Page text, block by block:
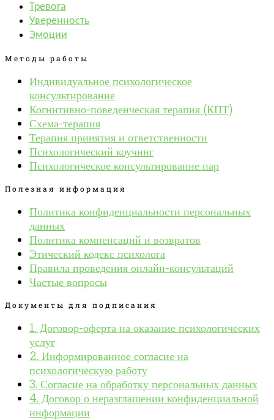
Тревога
Уверенность
Эмоции
Методы работы
Индивидуальное психологическое
консультирование
Когнитивно-поведенческая терапия (КПТ)
Схема-терапия
Терапия принятия и ответственности
Психологический коучинг
Психологическое консультирование пар
Полезная информация
Политика конфиденциальности персональных
данных
Политика компенсаций и возвратов
Этический кодекс психолога
Правила проведения онлайн-консультаций
Частые вопросы
Документы для подписания
1. Договор-оферта на оказание психологических
услуг
2. Информированное согласие на
психологическую работу
3. Согласие на обработку персональных данных
4. Договор о неразглашении конфиденциальной
информации